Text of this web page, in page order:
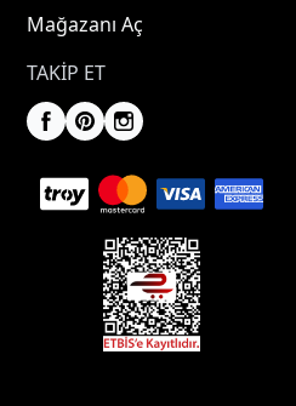
Mağazanı Aç
TAKIP ET